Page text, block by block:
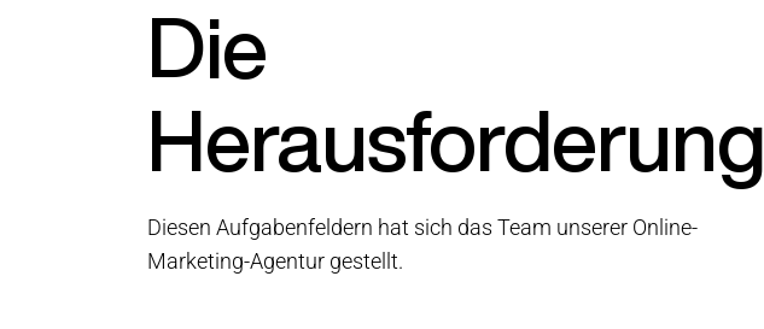
Die
Herausforderung
Diesen Aufgabenfeldern hat sich das Team unserer Online-
Marketing-Agentur gestellt.